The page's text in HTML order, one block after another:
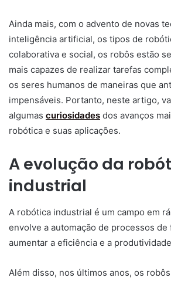
Ainda mais, com o advento de novas
inteligência artificial, os tipos de
colaborativa e social, os robôs estão
mais capazes de realizar tarefas
os seres humanos de maneiras que
impensáveis. Portanto, neste artigo,
algumas curiosidades dos avanços
robótica e suas aplicações.
A evolução da
industrial
A robótica industrial é um campo em
envolve a automação de processos de
aumentar a eficiência e a
Além disso, nos últimos anos, os